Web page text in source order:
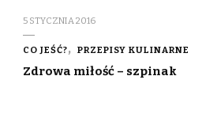
5 STYCZNIA 2016
CO JEŚĆ? PRZEPISY KULINARNE
Zdrowa miłość – szpinak